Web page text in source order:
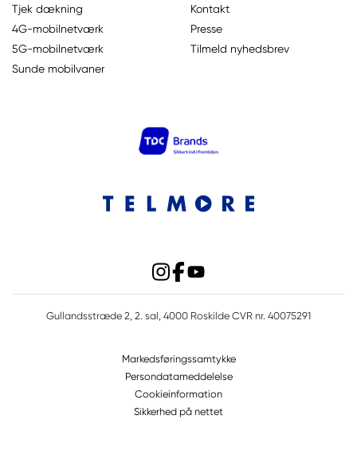
Tjek dækning
4G-mobilnetværk
5G-mobilnetværk
Sunde mobilvaner
Kontakt
Presse
Tilmeld nyhedsbrev
Gullandsstræde 2, 2. sal, 4000 Roskilde CVR nr. 40075291
Markedsføringssamtykke
Persondatameddelelse
Cookieinformation
Sikkerhed på nettet